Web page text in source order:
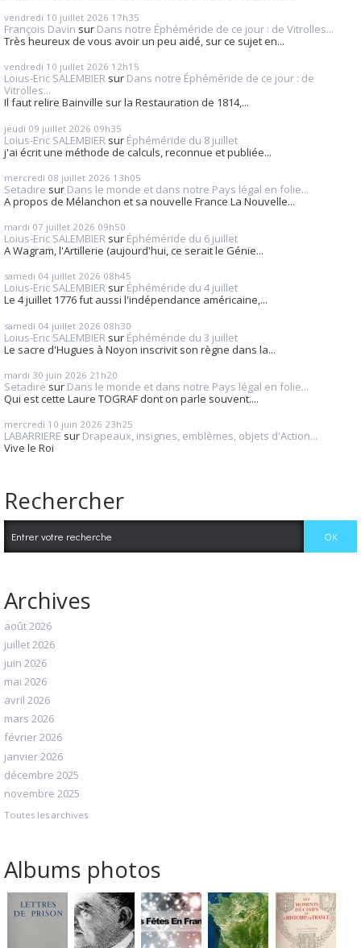
vendredi 10 juillet 2026 17h35
François Davin sur Dans notre Éphéméride de ce jour : de Vitrolles...
Très heureux de vous avoir un peu aidé, sur ce sujet en...
vendredi 10 juillet 2026 12h15
Loius-Eric SALEMBIER sur Dans notre Éphéméride de ce jour : de
Vitrolles...
Il faut relire Bainville sur la Restauration de 1814,...
jeudi 09 juillet 2026 09h35
Loius-Eric SALEMBIER sur Éphéméride du 8 juillet
j'ai écrit une méthode de calculs, reconnue et publiée...
mercredi 08 juillet 2026 13h05
Setadire sur Dans le monde et dans notre Pays légal en folie...
A propos de Mélanchon et sa nouvelle France La Nouvelle...
mardi 07 juillet 2026 09h50
Loius-Eric SALEMBIER sur Éphéméride du 6 juillet
A Wagram, l'Artillerie (aujourd'hui, ce serait le Génie...
samedi 04 juillet 2026 08h45
Loius-Eric SALEMBIER sur Éphéméride du 4 juillet
Le 4 juillet 1776 fut aussi l'indépendance américaine,...
samedi 04 juillet 2026 08h30
Loius-Eric SALEMBIER sur Éphéméride du 3 juillet
Le sacre d'Hugues à Noyon inscrivit son règne dans la...
mardi 30 juin 2026 21h20
Setadire sur Dans le monde et dans notre Pays légal en folie...
Qui est cette Laure TOGRAF dont on parle souvent....
mercredi 10 juin 2026 23h25
LABARRIERE sur Drapeaux, insignes, emblèmes, objets d'Action...
Vive le Roi
Rechercher
Archives
août 2026
juillet 2026
juin 2026
mai 2026
avril 2026
mars 2026
février 2026
janvier 2026
décembre 2025
novembre 2025
Toutes les archives
Albums photos